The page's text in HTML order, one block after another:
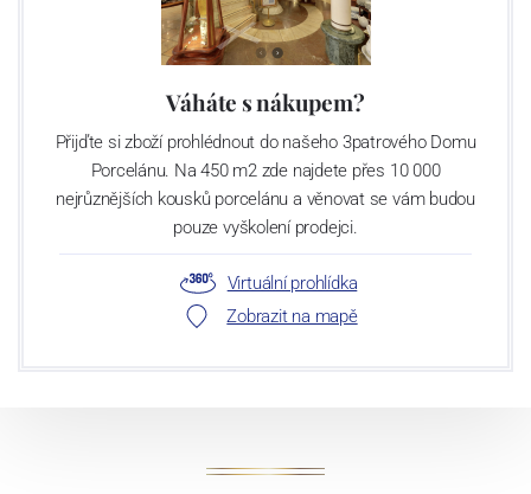
Váháte s nákupem?
Přijďte si zboží prohlédnout do našeho 3patrového Domu
Porcelánu. Na 450 m2 zde najdete přes 10 000
nejrůznějších kousků porcelánu a věnovat se vám budou
pouze vyškolení prodejci.
Virtuální prohlídka
Zobrazit na mapě